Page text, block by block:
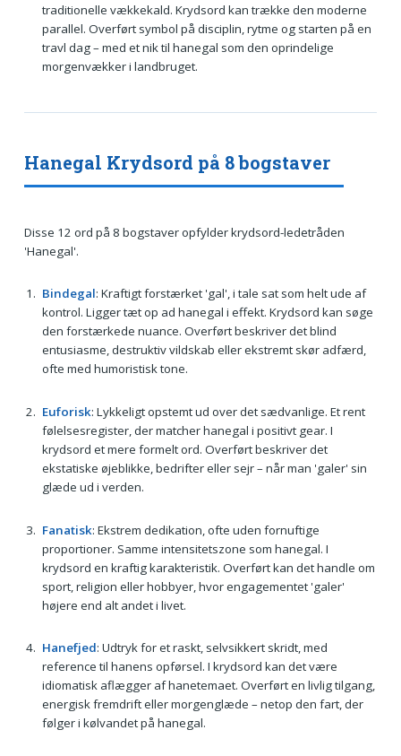
traditionelle vækkekald. Krydsord kan trække den moderne
parallel. Overført symbol på disciplin, rytme og starten på en
travl dag – med et nik til hanegal som den oprindelige
morgenvækker i landbruget.
Hanegal Krydsord på 8 bogstaver
Disse 12 ord på 8 bogstaver opfylder krydsord-ledetråden
'Hanegal'.
Bindegal: Kraftigt forstærket 'gal', i tale sat som helt ude af
kontrol. Ligger tæt op ad hanegal i effekt. Krydsord kan søge
den forstærkede nuance. Overført beskriver det blind
entusiasme, destruktiv vildskab eller ekstremt skør adfærd,
ofte med humoristisk tone.
Euforisk: Lykkeligt opstemt ud over det sædvanlige. Et rent
følelsesregister, der matcher hanegal i positivt gear. I
krydsord et mere formelt ord. Overført beskriver det
ekstatiske øjeblikke, bedrifter eller sejr – når man 'galer' sin
glæde ud i verden.
Fanatisk: Ekstrem dedikation, ofte uden fornuftige
proportioner. Samme intensitetszone som hanegal. I
krydsord en kraftig karakteristik. Overført kan det handle om
sport, religion eller hobbyer, hvor engagementet 'galer'
højere end alt andet i livet.
Hanefjed: Udtryk for et raskt, selvsikkert skridt, med
reference til hanens opførsel. I krydsord kan det være
idiomatisk aflægger af hanetemaet. Overført en livlig tilgang,
energisk fremdrift eller morgenglæde – netop den fart, der
følger i kølvandet på hanegal.